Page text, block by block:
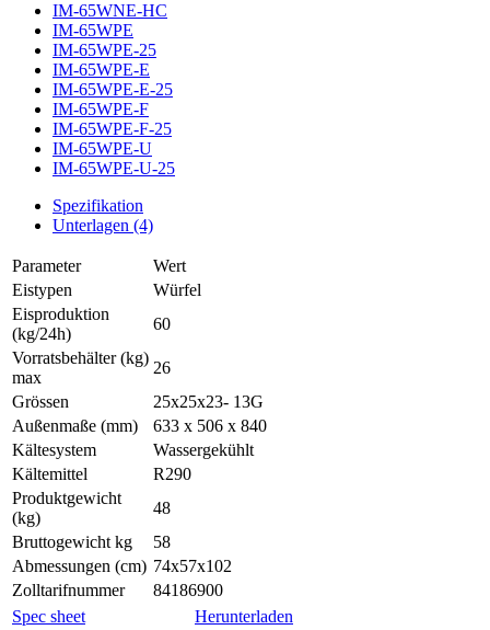
IM-65WNE-HC
IM-65WPE
IM-65WPE-25
IM-65WPE-E
IM-65WPE-E-25
IM-65WPE-F
IM-65WPE-F-25
IM-65WPE-U
IM-65WPE-U-25
Spezifikation
Unterlagen (4)
Parameter
Wert
Eistypen
Würfel
Eisproduktion
(kg/24h)
60
Vorratsbehälter (kg)
max
26
Grössen
25x25x23- 13G
Außenmaße (mm)
633 x 506 x 840
Kältesystem
Wassergekühlt
Kältemittel
R290
Produktgewicht
(kg)
48
Bruttogewicht kg
58
Abmessungen (cm) 74x57x102
Zolltarifnummer
84186900
Spec sheet
Herunterladen